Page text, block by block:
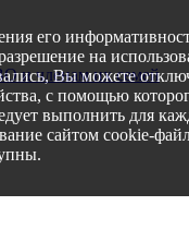
и членам их семей
его
на
Вы можете
с помощью
выполнить для
сайтом cookie-